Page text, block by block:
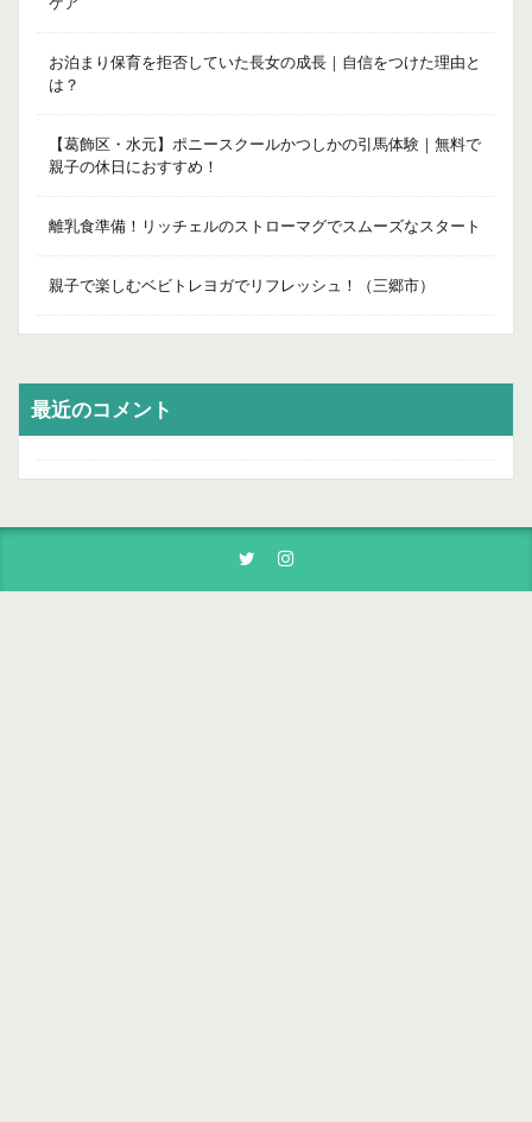
お泊まり保育を拒否していた長女の成長｜自信をつけた理由と
は？
【葛飾区・水元】ポニースクールかつしかの引馬体験｜無料で
親子の休日におすすめ！
離乳食準備！リッチェルのストローマグでスムーズなスタート
親子で楽しむベビトレヨガでリフレッシュ！（三郷市）
最近のコメント